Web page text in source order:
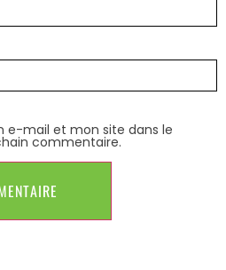
e-mail et mon site dans le
commentaire.